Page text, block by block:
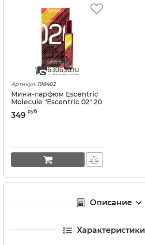
Артикул: 198402
Мини-парфюм Escentric
Molecule "Escentric 02" 20
ml NEW
349 руб
Описание
Характеристики